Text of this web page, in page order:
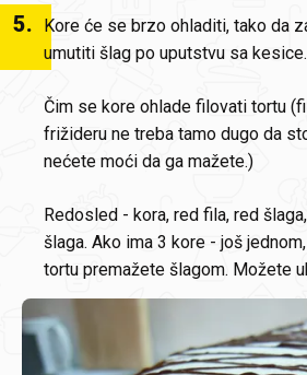
5.
Kore će se brzo ohladiti, tako da
umutiti šlag po uputstvu sa kesice.
Čim se kore ohlade filovati tortu
frižideru ne treba tamo dugo da
nećete moći da ga mažete.)
Redosled - kora, red fila, red
šlaga. Ako ima 3 kore - još
tortu premažete šlagom. Možete